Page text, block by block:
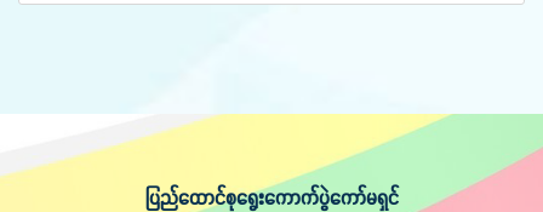
ပြည်ထောင်စုရွေးကောက်ပွဲကော်မရှင်